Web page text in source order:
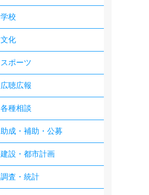
学校
文化
スポーツ
広聴広報
各種相談
助成・補助・公募
建設・都市計画
調査・統計